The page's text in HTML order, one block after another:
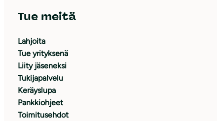
Tue meitä
Lahjoita
Tue yrityksenä
Liity jäseneksi
Tukijapalvelu
Keräyslupa
Pankkiohjeet
Toimitusehdot